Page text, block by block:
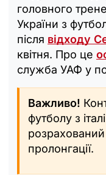
головного
України з
після відходу
квітня. Про це
служба УАФ у
Важливо!
футболу з
пролонгації.